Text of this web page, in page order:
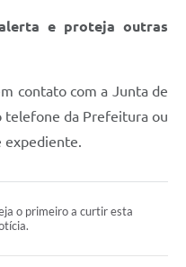
e proteja outras
contato com a Junta de
telefone da Prefeitura ou
expediente.
o primeiro a curtir esta